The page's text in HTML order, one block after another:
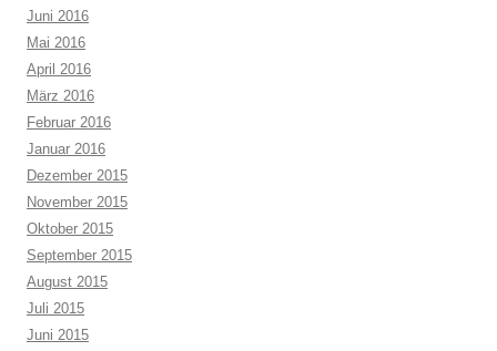
Juni 2016
Mai 2016
April 2016
März 2016
Februar 2016
Januar 2016
Dezember 2015
November 2015
Oktober 2015
September 2015
August 2015
Juli 2015
Juni 2015